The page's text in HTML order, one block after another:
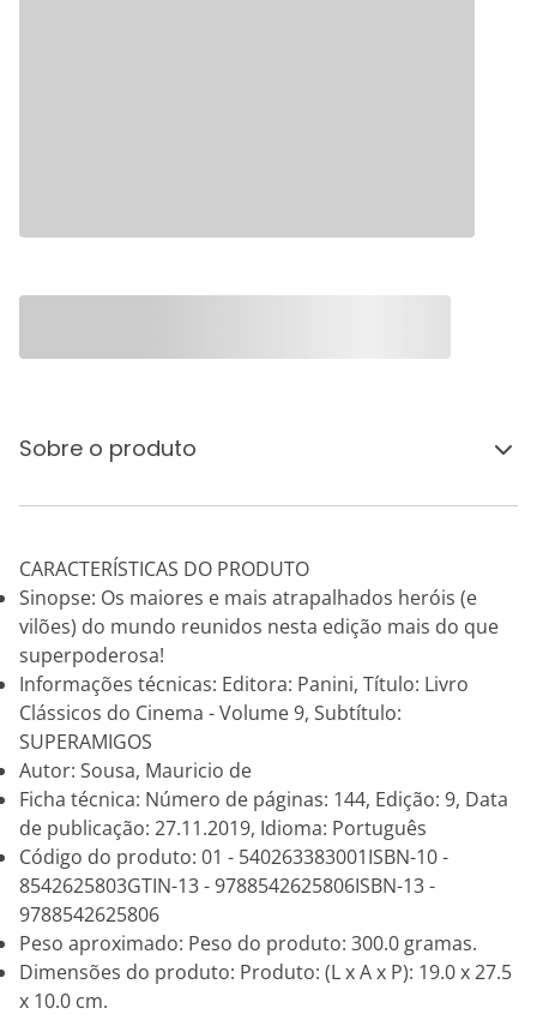
Sobre o produto
CARACTERÍSTICAS DO PRODUTO
Sinopse: Os maiores e mais atrapalhados heróis (e
vilões) do mundo reunidos nesta edição mais do que
superpoderosa!
Informações técnicas: Editora: Panini, Título: Livro
Clássicos do Cinema - Volume 9, Subtítulo:
SUPERAMIGOS
Autor: Sousa, Mauricio de
Ficha técnica: Número de páginas: 144, Edição: 9, Data
de publicação: 27.11.2019, Idioma: Português
Código do produto: 01 - 540263383001ISBN-10 -
8542625803GTIN-13 - 9788542625806ISBN-13 -
9788542625806
Peso aproximado: Peso do produto: 300.0 gramas.
Dimensões do produto: Produto: (L x A x P): 19.0 x 27.5
x 10.0 cm.